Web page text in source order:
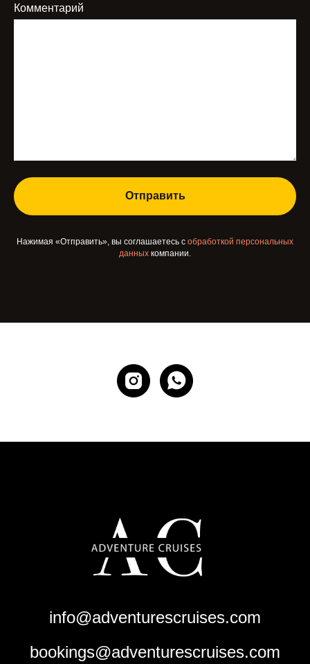
Комментарий
Отправить
Нажимая «Отправить», вы соглашаетесь с обработкой персональных
данных компании.
info@adventurescruises.com
bookings@adventurescruises.com